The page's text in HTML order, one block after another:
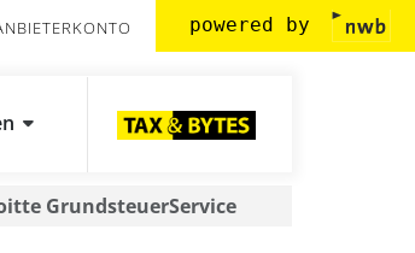
powered by
GrundsteuerService